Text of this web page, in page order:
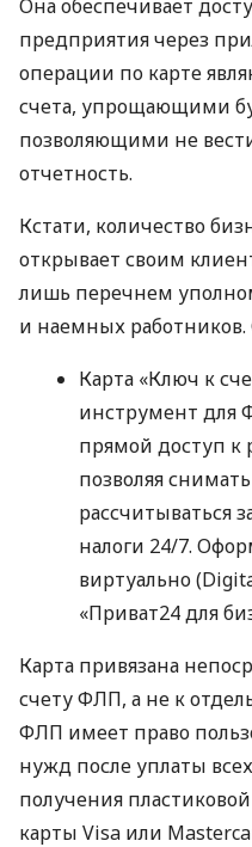
Она обеспечивает
предприятия через
операции по карте
счета, упрощающими
позволяющими не
отчетность.
Кстати, количество
открывает своим
лишь перечнем
и наемных
Карта «Ключ к
инструмент для
прямой доступ к
позволяя
рассчитываться
налоги 24/7.
виртуально
«Приват24 для
Карта привязана
счету ФЛП, а не к
ФЛП имеет право
нужд после уплаты
получения
карты Visa или